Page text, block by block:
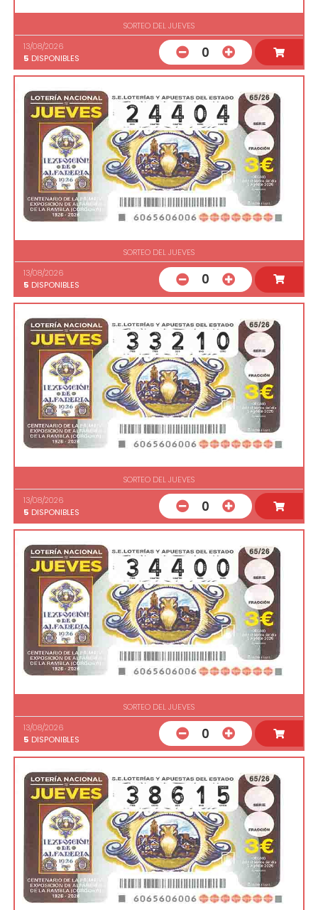
SORTEO DEL JUEVES
13/08/2026
5 DISPONIBLES 0
SORTEO DEL JUEVES
13/08/2026
5 DISPONIBLES 0
SORTEO DEL JUEVES
13/08/2026
5 DISPONIBLES 0
SORTEO DEL JUEVES
13/08/2026
5 DISPONIBLES 0